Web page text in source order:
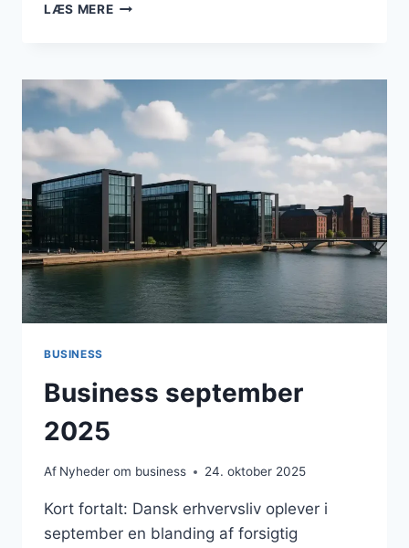
LÆS MEREDANSK
VÆKST,
SÅRBARHEDER
STRATEGISKE
MULIGHEDER
BUSINESS
Business september
2025
Af Nyheder om business 24. oktober 2025
Kort fortalt: Dansk erhvervsliv oplever i
september en blanding af forsigtig